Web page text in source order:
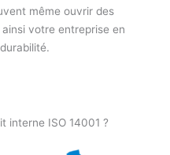
même ouvrir des
votre entreprise en
interne ISO 14001 ?